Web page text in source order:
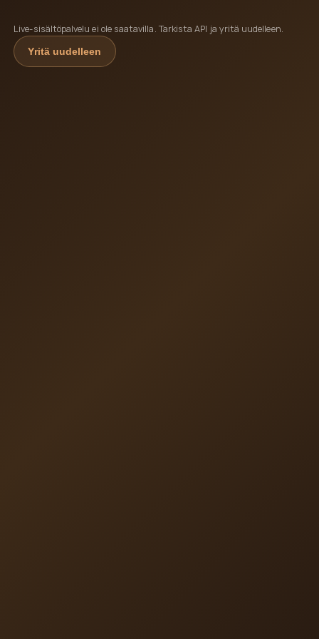
Live-sisältöpalvelu ei ole saatavilla. Tarkista API ja yritä uudelleen.
Yritä uudelleen